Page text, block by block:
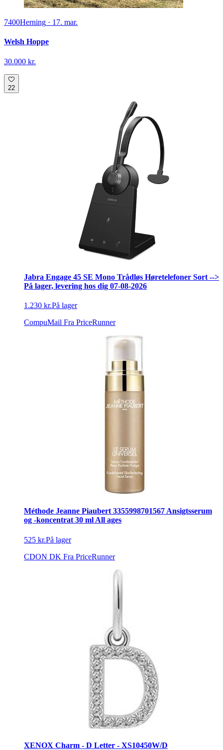
7400Herning · 17. mar.
Welsh Hoppe
30.000 kr.
22
Jabra Engage 45 SE Mono Trådløs Høretelefoner Sort -->
På lager, levering hos dig 07-08-2026
1.230 kr.På lager
CompuMail Fra PriceRunner
Méthode Jeanne Piaubert 3355998701567 Ansigtsserum
og -koncentrat 30 ml All ages
525 kr.På lager
CDON DK Fra PriceRunner
XENOX Charm - D Letter - XS10450W/D